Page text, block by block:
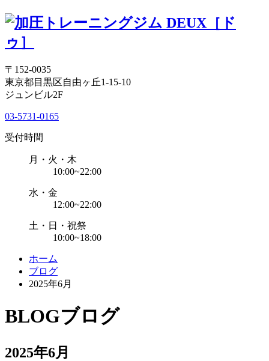
〒152-0035
東京都目黒区自由ヶ丘1-15-10
ジュンビル2F
03-5731-0165
受付時間
月・火・木
10:00~22:00
水・金
12:00~22:00
土・日・祝祭
10:00~18:00
ホーム
ブログ
2025年6月
BLOGブログ
2025年6月